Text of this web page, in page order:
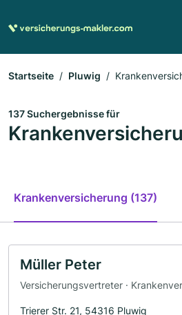
Startseite Pluwig
137 Suchergebnisse für
Krankenversicherung (137)
Müller Peter
Versicherungsvertreter ·
Trierer Str. 21, 54316 Pluwig